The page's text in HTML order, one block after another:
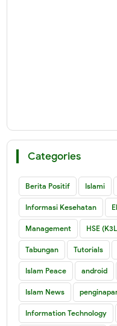
Categories
Berita Positif Islami
Informasi Kesehatan
Management HSE
Tabungan Tutorials
Islam Peace android
Islam News
Information Technology